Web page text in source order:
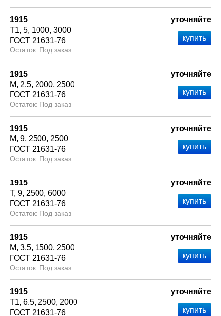
1915
Т1 5 1000 3000
ГОСТ 21631-76
Под заказ
уточняйте
1915
М
2.5 2000 2500
ГОСТ 21631-76
Под заказ
уточняйте
1915
М 9 2500 2500
ГОСТ 21631-76
Под заказ
уточняйте
1915
Т 9 2500 6000
ГОСТ 21631-76
Под заказ
уточняйте
1915
М 3.5 1500 2500
ГОСТ 21631-76
Под заказ
уточняйте
1915
Т1 6.5 2500 2000
ГОСТ 21631-76
уточняйте